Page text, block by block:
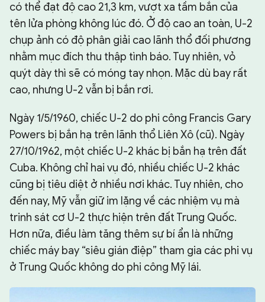
có thể đạt độ cao 21,3 km, vượt xa tầm bắn của
tên lửa phòng không lúc đó. Ở độ cao an toàn, U-2
chụp ảnh có độ phân giải cao lãnh thổ đối phương
nhằm mục đích thu thập tình báo. Tuy nhiên, vỏ
quýt dày thì sẽ có móng tay nhọn. Mặc dù bay rất
cao, nhưng U-2 vẫn bị bắn rơi.
Ngày 1/5/1960, chiếc U-2 do phi công Francis Gary
Powers bị bắn hạ trên lãnh thổ Liên Xô (cũ). Ngày
27/10/1962, một chiếc U-2 khác bị bắn hạ trên đất
Cuba. Không chỉ hai vụ đó, nhiều chiếc U-2 khác
cũng bị tiêu diệt ở nhiều nơi khác. Tuy nhiên, cho
đến nay, Mỹ vẫn giữ im lặng về các nhiệm vụ mà
trinh sát cơ U-2 thực hiện trên đất Trung Quốc.
Hơn nữa, điều làm tăng thêm sự bí ẩn là những
chiếc máy bay “siêu gián điệp” tham gia các phi vụ
ở Trung Quốc không do phi công Mỹ lái.